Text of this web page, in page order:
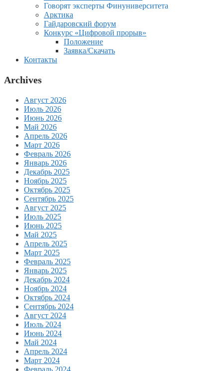
Говорят эксперты Финуниверситета
Арктика
Гайдаровский форум
Конкурс «Цифровой прорыв»
Положение
Заявка/Скачать
Контакты
Archives
Август 2026
Июль 2026
Июнь 2026
Май 2026
Апрель 2026
Март 2026
Февраль 2026
Январь 2026
Декабрь 2025
Ноябрь 2025
Октябрь 2025
Сентябрь 2025
Август 2025
Июль 2025
Июнь 2025
Май 2025
Апрель 2025
Март 2025
Февраль 2025
Январь 2025
Декабрь 2024
Ноябрь 2024
Октябрь 2024
Сентябрь 2024
Август 2024
Июль 2024
Июнь 2024
Май 2024
Апрель 2024
Март 2024
Февраль 2024